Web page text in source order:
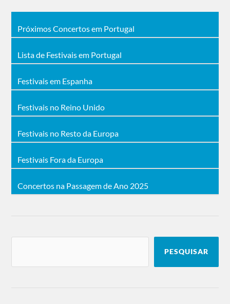
Próximos Concertos em Portugal
Lista de Festivais em Portugal
Festivais em Espanha
Festivais no Reino Unido
Festivais no Resto da Europa
Festivais Fora da Europa
Concertos na Passagem de Ano 2025
PESQUISAR